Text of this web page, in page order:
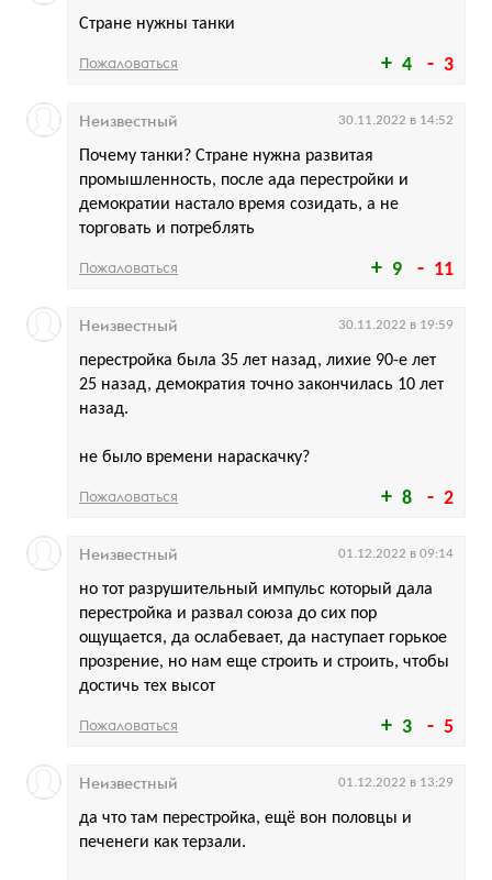
4 3
Стране нужны танки
Пожаловаться
9 11
Почему танки? Стране нужна развитая
промышленность, после ада перестройки и
демократии настало время созидать, а не
торговать и потреблять
Неизвестный 30.11.2022 в 14:52
Пожаловаться
8 2
перестройка была 35 лет назад, лихие 90-е лет
25 назад, демократия точно закончилась 10 лет
назад.
не было времени нараскачку?
Неизвестный 30.11.2022 в 19:59
Пожаловаться
3 5
но тот разрушительный импульс который дала
перестройка и развал союза до сих пор
ощущается, да ослабевает, да наступает горькое
прозрение, но нам еще строить и строить, чтобы
достичь тех высот
Неизвестный 01.12.2022 в 09:14
Пожаловаться
да что там перестройка, ещё вон половцы и
печенеги как терзали.
Неизвестный 01.12.2022 в 13:29